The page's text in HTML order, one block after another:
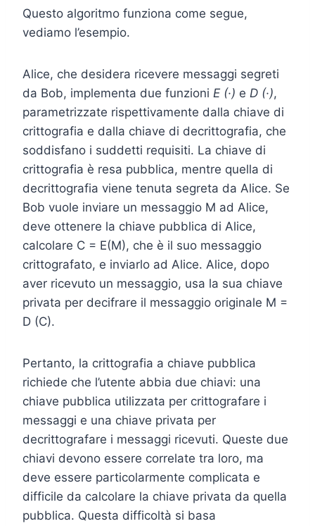
Questo algoritmo funziona come segue,
vediamo l’esempio.
Alice, che desidera ricevere messaggi segreti
da Bob, implementa due funzioni E (·) e D (·),
parametrizzate rispettivamente dalla chiave di
crittografia e dalla chiave di decrittografia, che
soddisfano i suddetti requisiti. La chiave di
crittografia è resa pubblica, mentre quella di
decrittografia viene tenuta segreta da Alice. Se
Bob vuole inviare un messaggio M ad Alice,
deve ottenere la chiave pubblica di Alice,
calcolare C = E(M), che è il suo messaggio
crittografato, e inviarlo ad Alice. Alice, dopo
aver ricevuto un messaggio, usa la sua chiave
privata per decifrare il messaggio originale M =
D (C).
Pertanto, la crittografia a chiave pubblica
richiede che l’utente abbia due chiavi: una
chiave pubblica utilizzata per crittografare i
messaggi e una chiave privata per
decrittografare i messaggi ricevuti. Queste due
chiavi devono essere correlate tra loro, ma
deve essere particolarmente complicata e
difficile da calcolare la chiave privata da quella
pubblica. Questa difficoltà si basa